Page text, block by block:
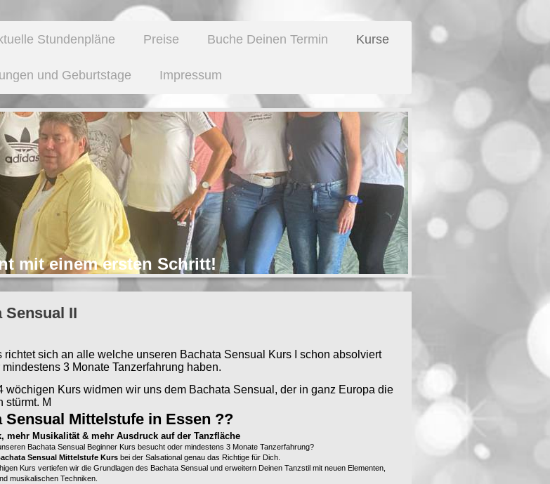
Stundenpläne Preise Buche Deinen Termin Kurse
und Geburtstage Impressum
mit einem ersten Schritt!
Sensual II
richtet sich an alle welche unseren Bachata Sensual Kurs I schon absolviert
mindestens 3 Monate Tanzerfahrung haben.
wöchigen Kurs widmen wir uns dem Bachata Sensual, der in ganz Europa die
stürmt. M
Sensual Mittelstufe in Essen ??
mehr Musikalität & mehr Ausdruck auf der Tanzfläche
Bachata Sensual Beginner Kurs besucht oder mindestens 3 Monate Tanzerfahrung?
Sensual Mittelstufe Kursbei der Salsational genau das Richtige für Dich.
Kurs vertiefen wir die Grundlagen des Bachata Sensual und erweitern Deinen Tanzstil mit neuen Elementen,
musikalischen Techniken.